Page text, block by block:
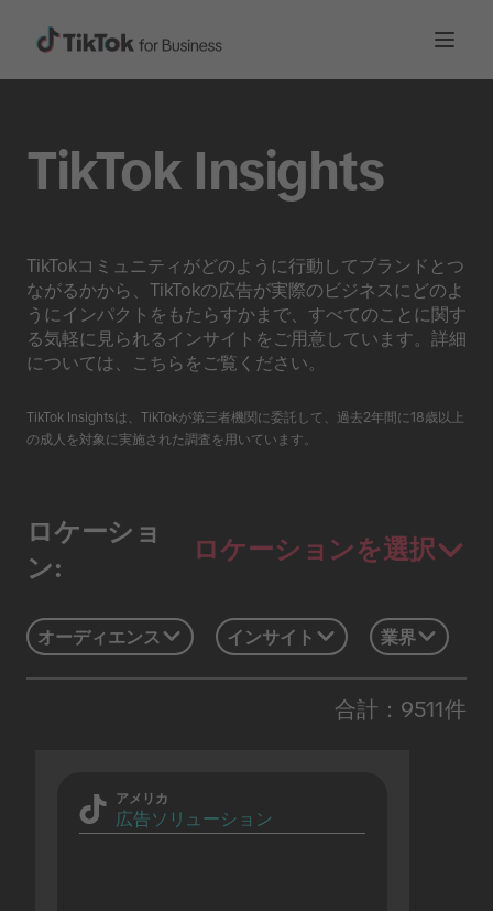
TikTok Insights
TikTokコミュニティがどのように行動してブランドとつ
ながるかから、TikTokの広告が実際のビジネスにどのよ
うにインパクトをもたらすかまで、すべてのことに関す
る気軽に見られるインサイトをご用意しています。詳細
については、こちらをご覧ください。
TikTok Insightsは、TikTokが第三者機関に委託して、過去2年間に18歳以上
の成人を対象に実施された調査を用いています。
ロケーショ
ン:
ロケーションを選択
オーディエンス インサイト 業界
合計：9511件
アメリカ
広告ソリューション